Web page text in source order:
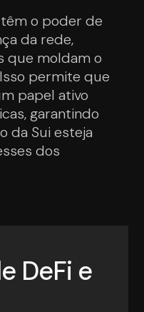
o poder de
da rede,
que moldam o
permite que
papel ativo
garantindo
da Sui esteja
dos
DeFi e